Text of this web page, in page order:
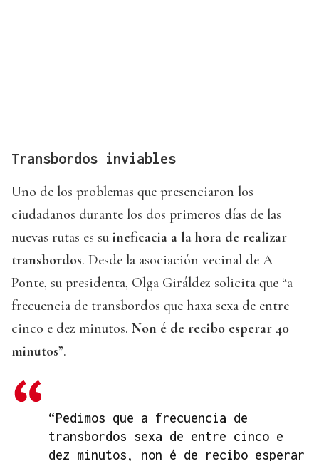
Transbordos inviables
Uno de los problemas que presenciaron los
ciudadanos durante los dos primeros días de las
nuevas rutas es su ineficacia a la hora de realizar
transbordos. Desde la asociación vecinal de A
Ponte, su presidenta, Olga Giráldez solicita que “a
frecuencia de transbordos que haxa sexa de entre
cinco e dez minutos. Non é de recibo esperar 40
minutos”.
“Pedimos que a frecuencia de
transbordos sexa de entre cinco e
dez minutos, non é de recibo esperar